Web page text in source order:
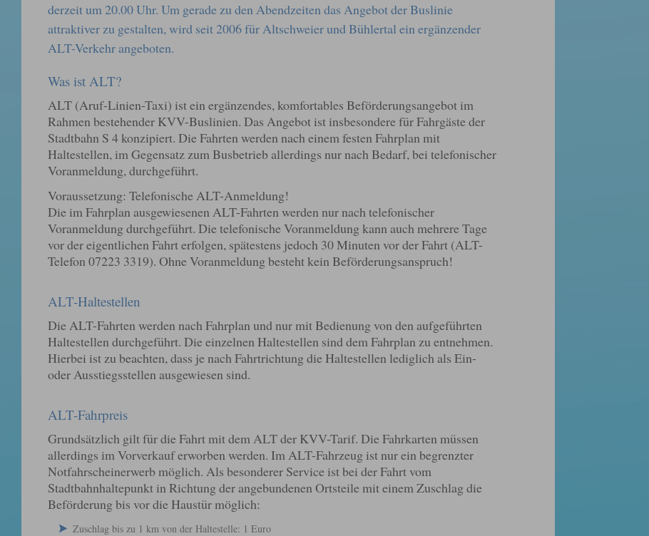
derzeit um 20.00 Uhr. Um gerade zu den Abendzeiten das Angebot der Buslinie
attraktiver zu gestalten, wird seit 2006 für Altschweier und Bühlertal ein ergänzender
ALT-Verkehr angeboten.
Was ist ALT?
ALT (Aruf-Linien-Taxi) ist ein ergänzendes, komfortables Beförderungsangebot im
Rahmen bestehender KVV-Buslinien. Das Angebot ist insbesondere für Fahrgäste der
Stadtbahn S 4 konzipiert. Die Fahrten werden nach einem festen Fahrplan mit
Haltestellen, im Gegensatz zum Busbetrieb allerdings nur nach Bedarf, bei telefonischer
Voranmeldung, durchgeführt.
Voraussetzung: Telefonische ALT-Anmeldung!
Die im Fahrplan ausgewiesenen ALT-Fahrten werden nur nach telefonischer
Voranmeldung durchgeführt. Die telefonische Voranmeldung kann auch mehrere Tage
vor der eigentlichen Fahrt erfolgen, spätestens jedoch 30 Minuten vor der Fahrt (ALT-
Telefon 07223 3319). Ohne Voranmeldung besteht kein Beförderungsanspruch!
ALT-Haltestellen
Die ALT-Fahrten werden nach Fahrplan und nur mit Bedienung von den aufgeführten
Haltestellen durchgeführt. Die einzelnen Haltestellen sind dem Fahrplan zu entnehmen.
Hierbei ist zu beachten, dass je nach Fahrtrichtung die Haltestellen lediglich als Ein-
oder Ausstiegsstellen ausgewiesen sind.
ALT-Fahrpreis
Grundsätzlich gilt für die Fahrt mit dem ALT der KVV-Tarif. Die Fahrkarten müssen
allerdings im Vorverkauf erworben werden. Im ALT-Fahrzeug ist nur ein begrenzter
Notfahrscheinerwerb möglich. Als besonderer Service ist bei der Fahrt vom
Stadtbahnhaltepunkt in Richtung der angebundenen Ortsteile mit einem Zuschlag die
Beförderung bis vor die Haustür möglich:
Zuschlag bis zu 1 km von der Haltestelle: 1 Euro